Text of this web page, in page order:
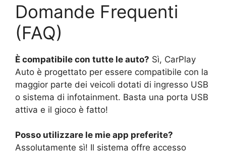
Domande Frequenti
(FAQ)
È compatibile con tutte le auto? Sì, CarPlay
Auto è progettato per essere compatibile con la
maggior parte dei veicoli dotati di ingresso USB
o sistema di infotainment. Basta una porta USB
attiva e il gioco è fatto!
Posso utilizzare le mie app preferite?
Assolutamente sì! Il sistema offre accesso